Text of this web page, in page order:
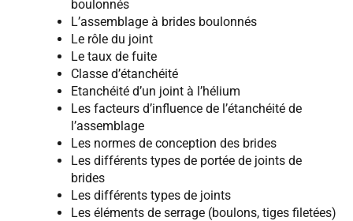
boulonnés
L’assemblage à brides boulonnés
Le rôle du joint
Le taux de fuite
Classe d’étanchéité
Etanchéité d’un joint à l’hélium
Les facteurs d’influence de l’étanchéité de
l’assemblage
Les normes de conception des brides
Les différents types de portée de joints de
brides
Les différents types de joints
Les éléments de serrage (boulons, tiges filetées)